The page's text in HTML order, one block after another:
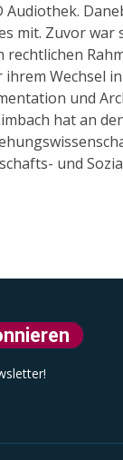
Audiothek.
mit. Zuvor war
rechtlichen
Wechsel
und
hat an
und